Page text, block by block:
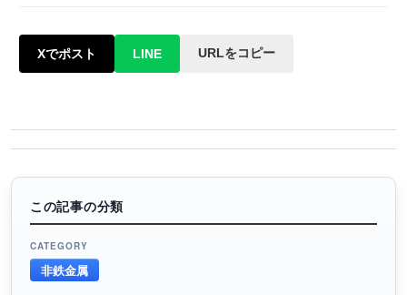
Xでポスト LINE URLをコピー
この記事の分類
CATEGORY
非鉄金属